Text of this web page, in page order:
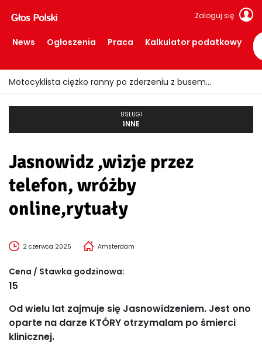
Zaloguj się
News Ogłoszenia Praca Kalkulator podatkowy
Motocyklista ciężko ranny po zderzeniu z busem
USŁUGI
INNE
Jasnowidz ,wizje przez
telefon, wróżby
online,rytuały
2 czerwca 2025 Amsterdam
Cena / Stawka godzinowa:
15
Od wielu lat zajmuje się Jasnowidzeniem. Jest ono
oparte na darze KTÓRY otrzymalam po śmierci
klinicznej.